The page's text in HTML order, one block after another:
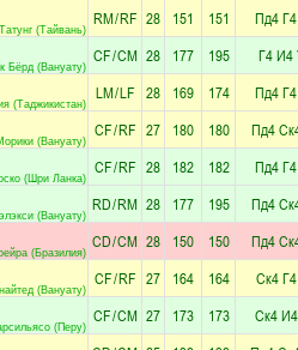
Татунг (Тайвань)
RM/RF 28 151 151 Пд4Г4
Бёрд (Вануату)
CF/CM 28 177 195 Г4И4
(Таджикистан)
LM/LF 28 169 174 Пд4Г4
(Вануату)
CF/RF 27 180 180 Пд4
(Шри Ланка)
CF/RF 28 182 182 Пд4Г4
(Вануату)
RD/RM 28 177 195 Пд4
(Бразилия)
CD/CM 28 150 150 Пд4
(Вануату)
CF/RF 27 164 164 Ск4Г4
(Перу)
CF/CM 27 173 173 Ск4И4